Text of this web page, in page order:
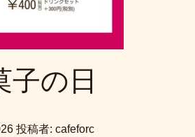
子の日
投稿者: cafeforc